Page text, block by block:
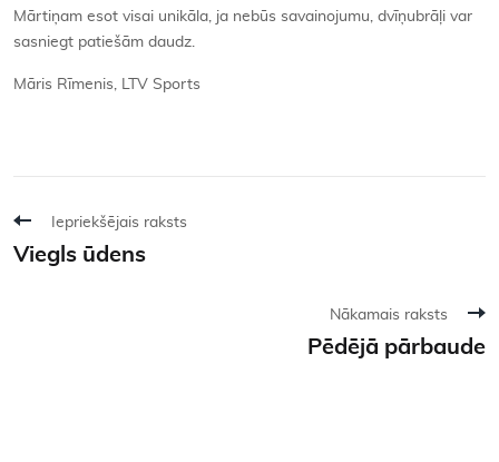
Mārtiņam esot visai unikāla, ja nebūs savainojumu, dvīņubrāļi var
sasniegt patiešām daudz.
Māris Rīmenis, LTV Sports
Iepriekšējais raksts
Viegls ūdens
Nākamais raksts
Pēdējā pārbaude